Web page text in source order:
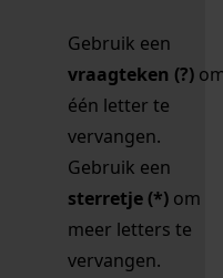
Gebruik een
vraagteken (?)
één letter te
vervangen.
Gebruik een
sterretje (*) om
meer letters te
vervangen.